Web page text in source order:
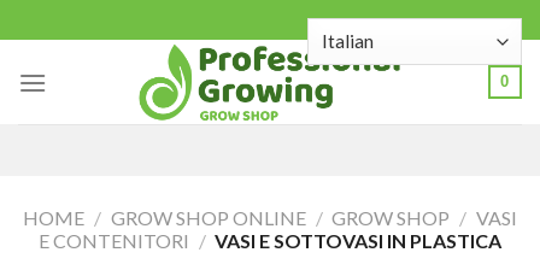
to
content
0
HOME / GROW SHOP ONLINE / GROW SHOP / VASI
E CONTENITORI / VASI E SOTTOVASI IN PLASTICA